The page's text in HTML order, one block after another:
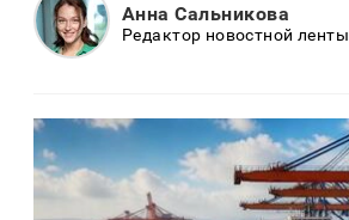
Анна Сальникова
Редактор новостной ленты